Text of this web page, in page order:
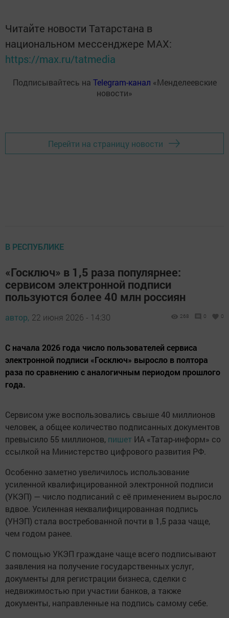
Читайте новости Татарстана в
национальном мессенджере MАХ:
https://max.ru/tatmedia
Подписывайтесь на Telegram-канал «Менделеевские
новости»
Перейти на страницу новости
В РЕСПУБЛИКЕ
«Госключ» в 1,5 раза популярнее:
сервисом электронной подписи
пользуются более 40 млн россиян
автор, 22 июня 2026 - 14:30 268 0 0
С начала 2026 года число пользователей сервиса
электронной подписи «Госключ» выросло в полтора
раза по сравнению с аналогичным периодом прошлого
года.
Сервисом уже воспользовались свыше 40 миллионов
человек, а общее количество подписанных документов
превысило 55 миллионов, пишет ИА «Татар-информ» со
ссылкой на Министерство цифрового развития РФ.
Особенно заметно увеличилось использование
усиленной квалифицированной электронной подписи
(УКЭП) — число подписаний с её применением выросло
вдвое. Усиленная неквалифицированная подпись
(УНЭП) стала востребованной почти в 1,5 раза чаще,
чем годом ранее.
С помощью УКЭП граждане чаще всего подписывают
заявления на получение государственных услуг,
документы для регистрации бизнеса, сделки с
недвижимостью при участии банков, а также
документы, направленные на подпись самому себе.